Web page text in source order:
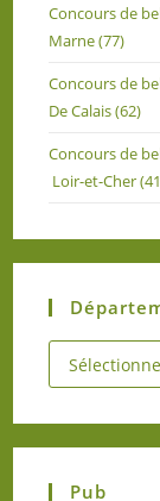
Concours de
Marne (77)
Concours de
De Calais (62)
Concours de
Loir-et-Cher
Pub